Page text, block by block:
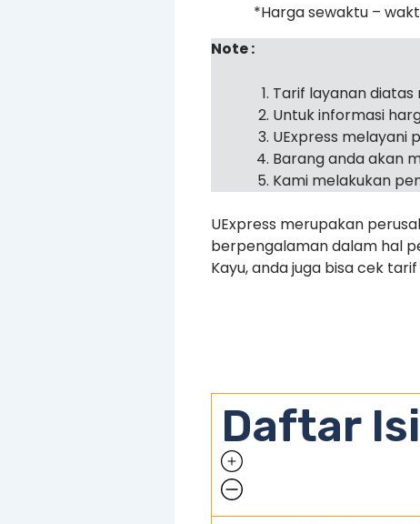
*Harga sewaktu –
Note :
Tarif layanan
Untuk informasi
UExpress melayani
Barang anda akan
Kami melakukan
UExpress merupakan
berpengalaman dalam hal
Kayu, anda juga bisa cek
Daftar Isi